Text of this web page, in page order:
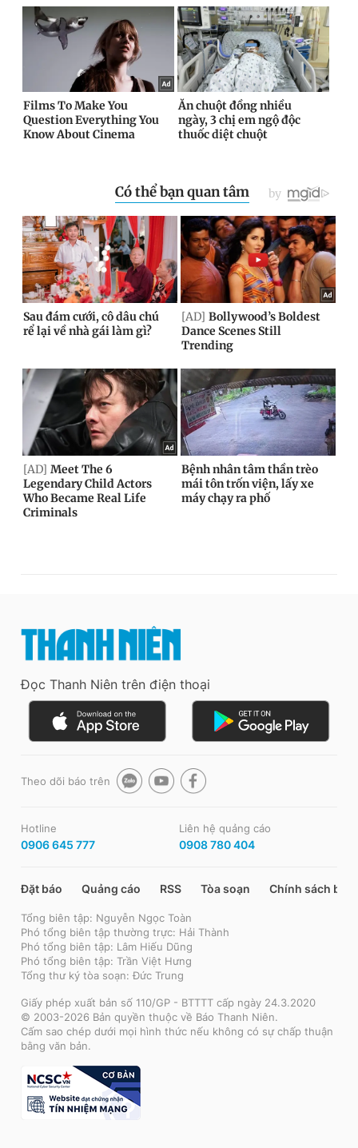
Đọc Thanh Niên trên điện thoại
Theo dõi báo trên
Hotline
0906 645 777
Liên hệ quảng cáo
0908 780 404
Đặt báo Quảng cáo RSS Tòa soạn Chính sách bảo
Tổng biên tập: Nguyễn Ngọc Toàn
Phó tổng biên tập thường trực: Hải Thành
Phó tổng biên tập: Lâm Hiếu Dũng
Phó tổng biên tập: Trần Việt Hưng
Tổng thư ký tòa soạn: Đức Trung
Giấy phép xuất bản số 110/GP - BTTTT cấp ngày 24.3.2020
© 2003-2026 Bản quyền thuộc về Báo Thanh Niên.
Cấm sao chép dưới mọi hình thức nếu không có sự chấp thuận
bằng văn bản.